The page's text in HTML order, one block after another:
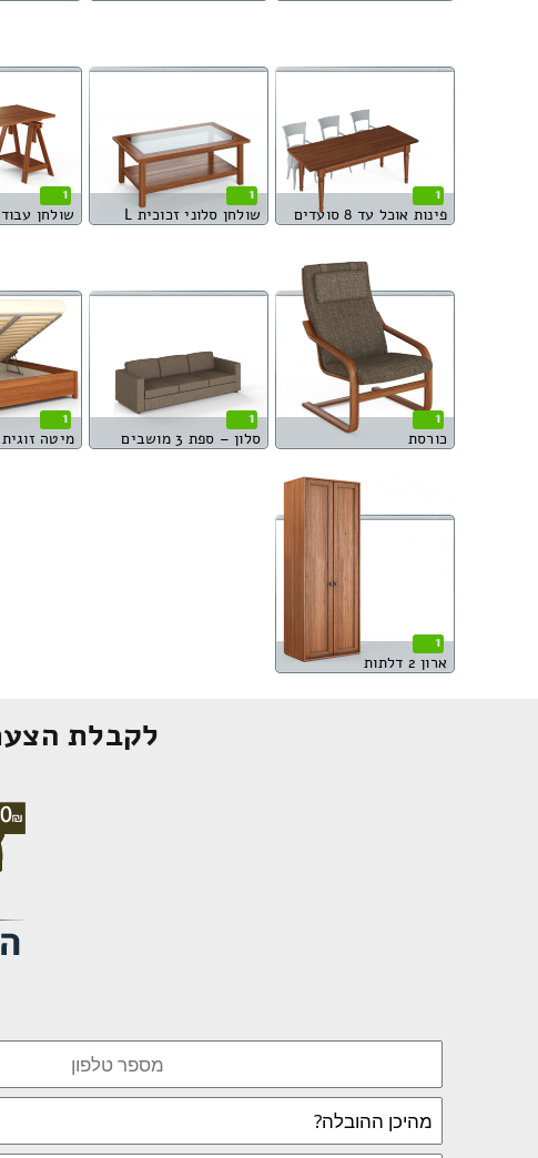
1
פינות אוכל עד 8 סועדים
1
שולחן סלוני זכוכית L
1
שולחן
1
כורסת
1
סלון – ספת 3 מושבים
1
1
ארון 2 דלתות
לקבלת